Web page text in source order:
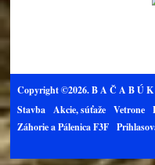
Copyright ©2026. B A Č A B Ú K
Stavba Akcie, súťaže Vetrone
Záhorie a Pálenica F3F